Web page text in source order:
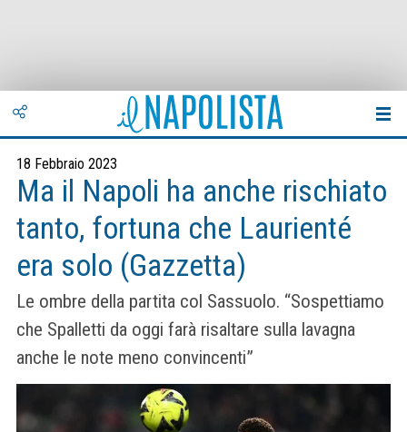
18 Febbraio 2023
Ma il Napoli ha anche rischiato
tanto, fortuna che Laurienté
era solo (Gazzetta)
Le ombre della partita col Sassuolo. “Sospettiamo
che Spalletti da oggi farà risaltare sulla lavagna
anche le note meno convincenti”